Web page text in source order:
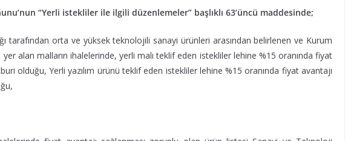
“Yerli istekliler ile ilgili düzenlemeler” başlıklı 63’üncü maddesinde;
tarafından orta ve yüksek teknolojili sanayi ürünleri arasından belirlenen ve Kurum
alan malların ihalelerinde, yerli malı teklif eden istekliler lehine %15 oranında fiyat
olduğu, Yerli yazılım ürünü teklif eden istekliler lehine %15 oranında fiyat avantajı